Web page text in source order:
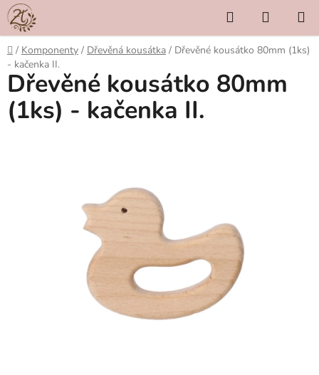
Přejít
na
obsah
Hledat
KOŠÍK
Domů
/ Komponenty / Dřevěná kousátka / Dřevěné kousátko 80mm (1ks)
- kačenka II.
Dřevěné kousátko 80mm
(1ks) - kačenka II.